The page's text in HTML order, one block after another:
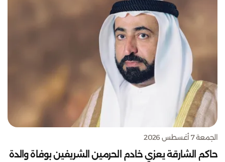
الجمعة 7 أغسطس 2026
حاكم الشارقة يعزي خادم الحرمين الشريفين بوفاة والدة